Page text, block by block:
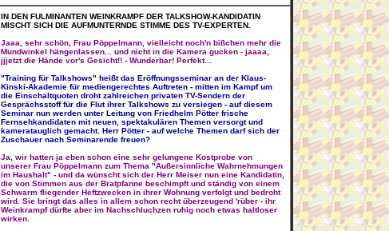
IN DEN FULMINANTEN WEINKRAMPF DER TALKSHOW-KANDIDATIN
MISCHT SICH DIE AUFMUNTERNDE STIMME DES TV-EXPERTEN.
Jaaa, sehr schön, Frau Pöppelmann, vielleicht noch'n bißchen mehr die
Mundwinkel hängenlassen... und nicht in die Kamera gucken - jaaaa,
jjjetzt die Hände vor's Gesicht!! - Wunderbar! Perfekt...
"Training für Talkshows" heißt das Eröffnungsseminar an der Klaus-
Kinski-Akademie für mediengerechtes Auftreten - mitten im Kampf um
die Einschaltquoten droht zahlreichen privaten TV-Sendern der
Gesprächsstoff für die Flut ihrer Talkshows zu versiegen - auf diesem
Seminar nun werden unter Leitung von Friedhelm Pötter frische
Fernsehkandidaten mit neuen, spektakulären Themen versorgt und
kameratauglich gemacht. Herr Pötter - auf welche Themen darf sich der
Zuschauer nach Seminarende freuen?
Ja, wir hatten ja eben schon eine sehr gelungene Kostprobe von
unserer Frau Pöppelmann zum Thema "Außersinnliche Wahrnehmungen
im Haushalt" - und da wünscht sich der Herr Meiser nun eine Kandidatin,
die von Stimmen aus der Bratpfanne beschimpft und ständig von einem
Schwarm fliegender Heftzwecken in ihrer Wohnung verfolgt und bedroht
wird. Sie bringt das alles in allem schon recht überzeugend 'rüber - ihr
Weinkrampf dürfte aber im Nachschluchzen ruhig noch etwas haltloser
wirken.